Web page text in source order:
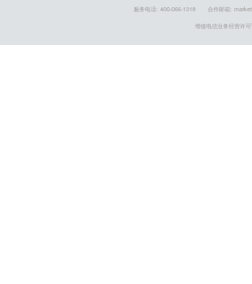
服务电话: 400-066-1318 合作邮箱:
增值电信业务经营许